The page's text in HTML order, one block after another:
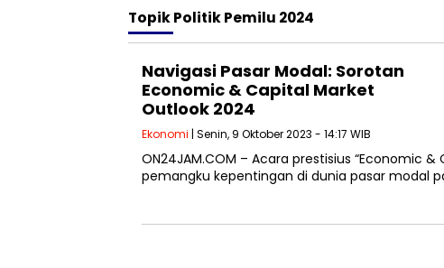
TopikPolitik Pemilu 2024
Navigasi Pasar Modal: Sorotan
Economic & Capital Market
Outlook 2024
Ekonomi | Senin, 9 Oktober 2023 - 14:17 WIB
ON24JAM.COM – Acara prestisius “Economic
pemangku kepentingan di dunia pasar modal